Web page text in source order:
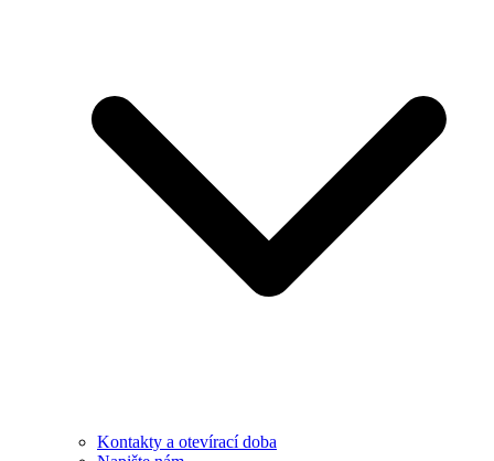
Kontakty a otevírací doba